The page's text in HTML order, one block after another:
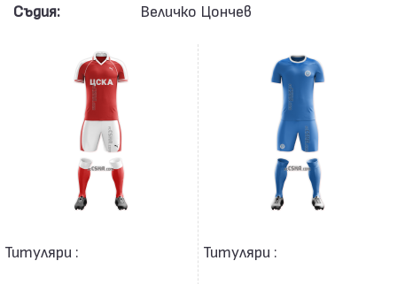
Съдия: Величко Цончев
Титуляри : Титуляри :